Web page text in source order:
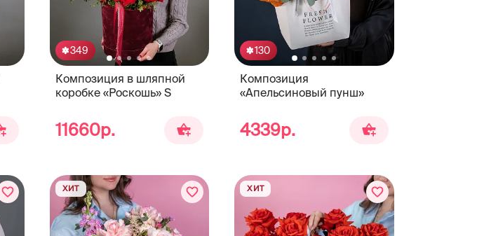
349
Композиция в шляпной
коробке «Роскошь» S
11660р.
130
Композиция
«Апельсиновый пунш»
4339р.
ХИТ ХИТ